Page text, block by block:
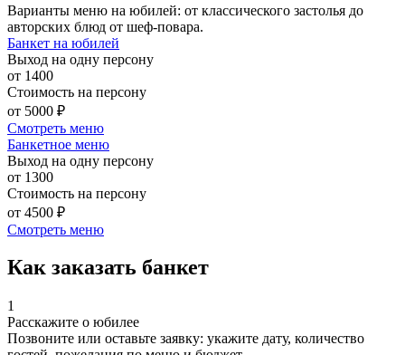
Варианты меню на юбилей: от классического застолья до
авторских блюд от шеф-повара.
Банкет на юбилей
Выход на одну персону
от 1400
Стоимость на персону
от 5000 ₽
Смотреть меню
Банкетное меню
Выход на одну персону
от 1300
Стоимость на персону
от 4500 ₽
Смотреть меню
Как заказать банкет
1
Расскажите о юбилее
Позвоните или оставьте заявку: укажите дату, количество